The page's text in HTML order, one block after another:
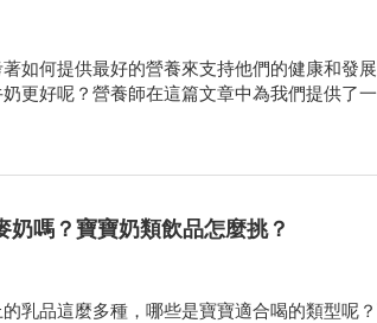
如何提供最好的營養來支持他們的健康和發
更好呢？營養師在這篇文章中為我們提供了
嗎？寶寶奶類飲品怎麼挑？
乳品這麼多種，哪些是寶寶適合喝的類型呢